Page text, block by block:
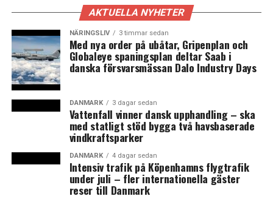
Topchef Lars Fruergaard Jørgensen er dog bekymret for
situationen i USA i lyset af coronakrisen og de op til 30
mio. nye arbejdsløse.
Novo Nordisk tjener nemlig flere penge på deres
lægemidler solgt via private aktører end hos den største
offentlige sygekasse Medicaid.
– De, der nu er blevet arbejdsløse, har dårligere
dækning. Nogle af dem får så lav en indkomst, at de
kvalificerer sig til at få Medicaid. Det betyder, at vores
portefølje af kontrakter får en lavere værdi, siger Lars
Fruergaard Jørgensen til Finansog tilføjer, at Novo
Nordisk ser det som en ”midlertidig forringelse”.
AKTUELLA NYHETER
NÄRINGSLIV 3 timmar sedan
Med nya order på ubåtar, Gripenplan och
Globaleye spaningsplan deltar Saab i
danska försvarsmässan Dalo Industry Days
DANMARK 3 dagar sedan
Vattenfall vinner dansk upphandling – ska
med statligt stöd bygga två havsbaserade
vindkraftsparker
DANMARK 4 dagar sedan
Intensiv trafik på Köpenhamns flygtrafik
under juli – fler internationella gäster
reser till Danmark